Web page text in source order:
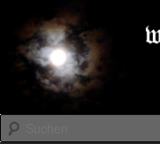
primären
Inhalt
springen
sekundären
Inhalt
springenDARK-
Suchen